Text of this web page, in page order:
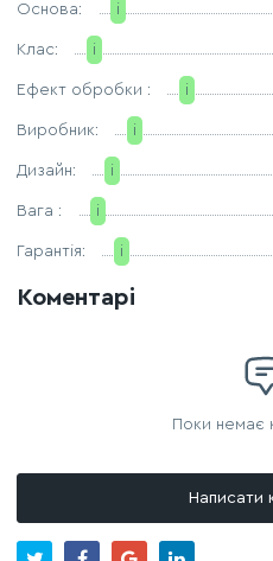
Основа: i
Клас: i
Ефект обробки : i
Виробник: i
Дизайн: i
Вага : i
Гарантія: i
Коментарі
Поки немає
Написати